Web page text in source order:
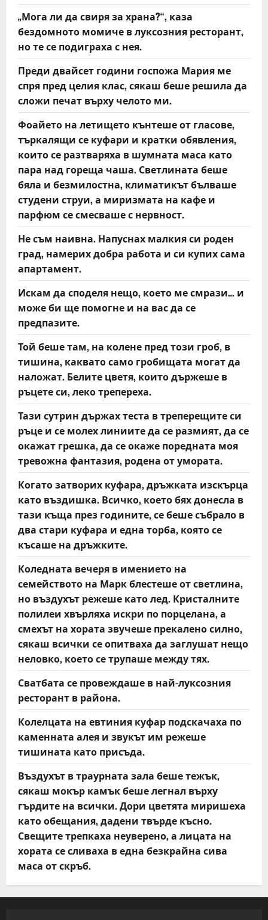
„Мога ли да свиря за храна?“, каза
бездомното момиче в луксозния ресторант,
но те се подиграха с нея.
Преди двайсет години госпожа Мария ме
спря пред целия клас, сякаш беше решила да
сложи печат върху челото ми.
Фоайето на летището кънтеше от гласове,
търкалящи се куфари и кратки обявления,
които се разтваряха в шумната маса като
пара над гореща чаша. Светлината беше
бяла и безмилостна, климатикът бълваше
студени струи, а миризмата на кафе и
парфюм се смесваше с нервност.
Не съм наивна. Напуснах малкия си роден
град, намерих добра работа и си купих сама
апартамент.
Искам да споделя нещо, което ме смрази… и
може би ще помогне и на вас да се
предпазите.
Той беше там, на колене пред този гроб, в
тишина, каквато само гробищата могат да
наложат. Белите цветя, които държеше в
ръцете си, леко трепереха.
Тази сутрин държах теста в треперещите си
ръце и се молех линиите да се размият, да се
окажат грешка, да се окаже поредната моя
тревожна фантазия, родена от умората.
Когато затворих куфара, дръжката изскърца
като въздишка. Всичко, което бях донесла в
тази къща през годините, се беше събрало в
два стари куфара и една торба, която се
късаше на дръжките.
Коледната вечеря в имението на
семейството на Марк блестеше от светлина,
но въздухът режеше като лед. Кристалните
полилеи хвърляха искри по порцелана, а
смехът на хората звучеше прекалено силно,
сякаш всички се опитваха да заглушат нещо
неловко, което се трупаше между тях.
Сватбата се провеждаше в най-луксозния
ресторант в района.
Колелцата на евтиния куфар подскачаха по
каменната алея и звукът им режеше
тишината като присъда.
Въздухът в траурната зала беше тежък,
сякаш мокър камък беше легнал върху
гърдите на всички. Дори цветята миришеха
като обещания, дадени твърде късно.
Свещите трепкаха неуверено, а лицата на
хората се сливаха в една безкрайна сива
маса от скръб.